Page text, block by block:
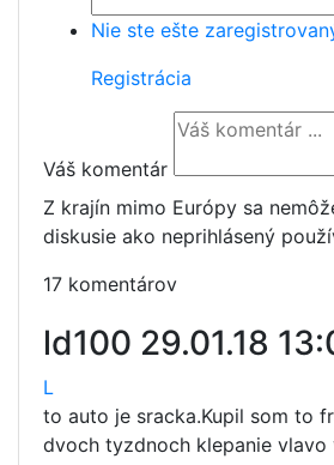
Nie ste ešte
Registrácia
Váš komentár
Z krajín mimo Európy sa
diskusie ako neprihlásený
17 komentárov
ld100 29.01.18
L
to auto je sracka.Kupil som to
dvoch tyzdnoch klepanie vlavo